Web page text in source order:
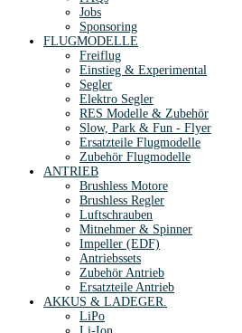
Jobs
Sponsoring
FLUGMODELLE
Freiflug
Einstieg & Experimental
Segler
Elektro Segler
RES Modelle & Zubehör
Slow, Park & Fun - Flyer
Ersatzteile Flugmodelle
Zubehör Flugmodelle
ANTRIEB
Brushless Motore
Brushless Regler
Luftschrauben
Mitnehmer & Spinner
Impeller (EDF)
Antriebssets
Zubehör Antrieb
Ersatzteile Antrieb
AKKUS & LADEGER.
LiPo